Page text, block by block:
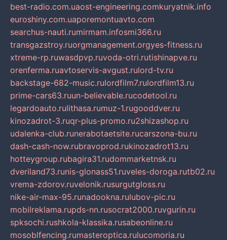
best-radio.com.uaost-engineering.comkuryatnik.info
euroshiny.com.uaporemontuavto.com
searchus-nauti.rumirmam.infosmi366.ru
transgazstroy.ruorgmanagement.orgyes-fitness.ru
xtreme-rp.ruwasdpvp.ruvoda-otri.rutishinapve.ru
orenferma.ruavtoservis-avgust.rulord-tv.ru
backstage-682-music.rulordfilm7.rulordfilm13.ru
prime-cars63.ruun-believable.rucodetool.ru
legardoauto.rulithasa.rumuz-1.rugooddver.ru
kinozadrot-3.ruqr-plus-promo.ru2shizashop.ru
udalenka-club.runerabotaetsite.rucarszona-bu.ru
dash-cash-now.rubravoprod.rukinozadrot13.ru
hotteygroup.rubagira31.rudommarketnsk.ru
dveriland73.runis-glonass51.ruveles-doroga.rutb02.ru
vrema-zdorov.ruvelonik.rusurgutgloss.ru
nike-air-max-95.runadookna.rulubov-pic.ru
mobilreklama.rupds-nn.rusocrat2000.ruvgurin.ru
spksochi.rushkola-klassika.rusabeonline.ru
mosoblfencing.rumasteroptica.rulucomoria.ru